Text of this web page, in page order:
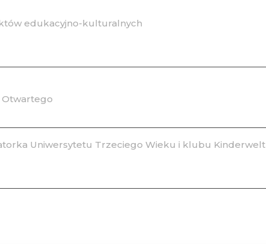
edukacyjno-kulturalnych
Uniwersytetu Trzeciego Wieku i klubu Kinderwelt